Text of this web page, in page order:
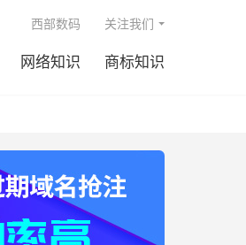
网络知识 商标知识
西部数码 关注我们